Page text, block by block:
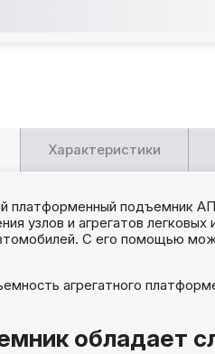
Характеристики
платформенный подъемник
узлов и агрегатов
С его помощью
агрегатного
обладает